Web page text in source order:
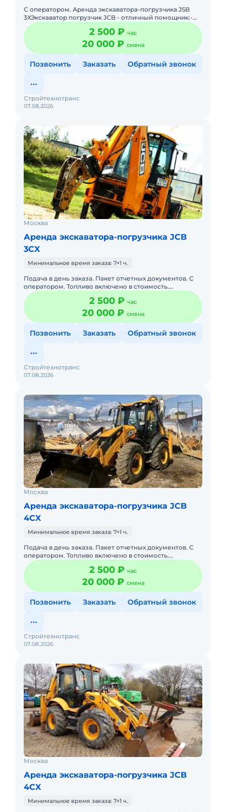
С оператором. Аренда экскаватора-погрузчика JSB
3ХЭкскаватор погрузчик JCB - отличный помощник:-
Погрузка и выгрузка различных видов грузов;- Чистка
снега, убор
2 500 ₽ час
20 000 ₽ смена
Позвонить Заказать Обратный звонок
07.08.2026
Стройтехнотранс
Москва
Аренда экскаватора-погрузчика JCB
3CX
Минимальное время заказа: 7+1 ч.
Подача в день заказа. Пакет отчетных документов. С
оператором. Топливо включено в стоимость.
Долгосрочная аренда. Краткосрочная аренда. Техника
с малой наработк
2 500 ₽ час
20 000 ₽ смена
Позвонить Заказать Обратный звонок
07.08.2026
Стройтехнотранс
Москва
Аренда экскаватора-погрузчика JCB
4CX
Минимальное время заказа: 7+1 ч.
Подача в день заказа. Пакет отчетных документов. С
оператором. Топливо включено в стоимость.
Долгосрочная аренда. Краткосрочная аренда. Техника
с малой наработк
2 500 ₽ час
20 000 ₽ смена
Позвонить Заказать Обратный звонок
07.08.2026
Стройтехнотранс
Москва
Аренда экскаватора-погрузчика JCB
4CX
Минимальное время заказа: 7+1 ч.